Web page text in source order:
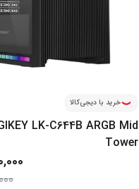
خرید با دیجی‌کالا
LK-C644B ARGB Mid
Tower